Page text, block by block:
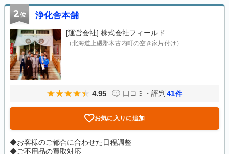
2位 浄化舎本舗
[運営会社] 株式会社フィールド
（北海道上磯郡木古内町の空き家片付け）
4.95 口コミ・評判 41件
お気に入りに追加
◆お客様のご都合に合わせた日程調整
◆ご不用品の買取対応